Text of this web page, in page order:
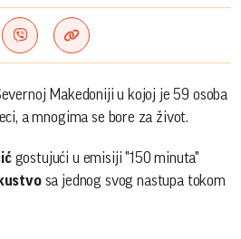
Makedoniji u kojoj je 59 osoba
a mnogima se bore za život.
gostujući u emisiji "150 minuta"
sa jednog svog nastupa tokom